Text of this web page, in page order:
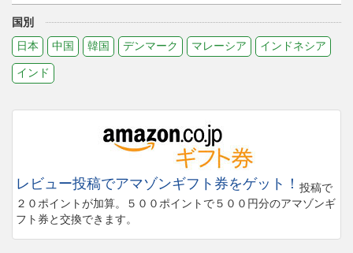
国別
日本
中国 韓国 デンマーク マレーシア インドネシア
インド
レビュー投稿でアマゾンギフト券をゲット！ 投稿で
２０ポイントが加算。５００ポイントで５００円分のアマゾンギ
フト券と交換できます。